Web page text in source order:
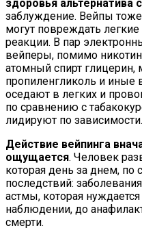
здоровья альтернатива
заблуждение. Вейпы
могут повреждать
реакции. В пар
вейперы, помимо
атомный спирт глицерин,
пропиленгликоль и иные
оседают в легких и
по сравнению с
лидируют по зависимости.
Действие вейпинга
ощущается. Человек
которая день за днем, по
последствий:
астмы, которая
наблюдении, до
смерти.